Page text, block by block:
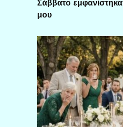
Σάββατο
μου